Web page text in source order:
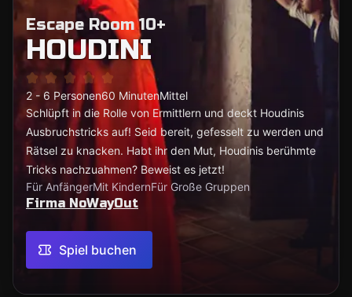
Escape Room 10+
HOUDINI
2 - 6 Personen60 MinutenMittel
Schlüpft in die Rolle von Ermittlern und deckt Houdinis
Ausbruchstricks auf! Seid bereit, gefesselt zu werden und
Rätsel zu knacken. Habt ihr den Mut, Houdinis berühmte
Tricks nachzuahmen? Beweist es jetzt!
Für AnfängerMit KindernFür Große Gruppen
Firma NoWayOut
Spiel buchen